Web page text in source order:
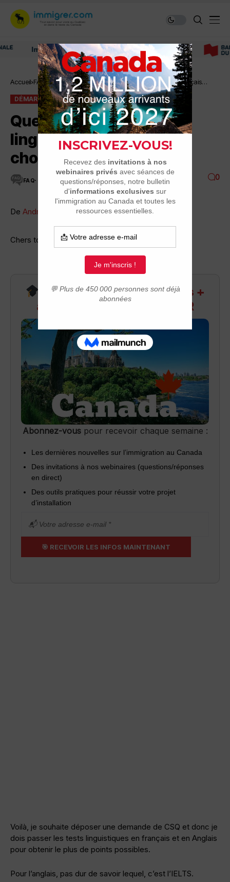
Immigrer au Canada: ressources et conseils
Accueil FAQ Démarches Quel type de test linguistique en français
choisir
DÉMARCHES FAQ
Quel type de test
linguistique en français
choisir
FAQ 3 MINUTES DE LECTURE 5.3K VUES 0
De Andra
Chers tous,
Recevez infos exclusives +
accès aux webinaires Q&R
Abonnez-vouspour recevoir chaque semaine :
Les dernières nouvelles sur l’immigration au Canada
Des invitations à nos webinaires (questions/réponses
en direct)
Des outils pratiques pour réussir votre projet
d’installation
Voilà, je souhaite déposer une demande de CSQ et donc je
dois passer les tests linguistiques en français et en Anglais
pour obtenir le plus de points possibles.
Pour l’anglais, pas dur de savoir lequel, c’est l’IELTS.